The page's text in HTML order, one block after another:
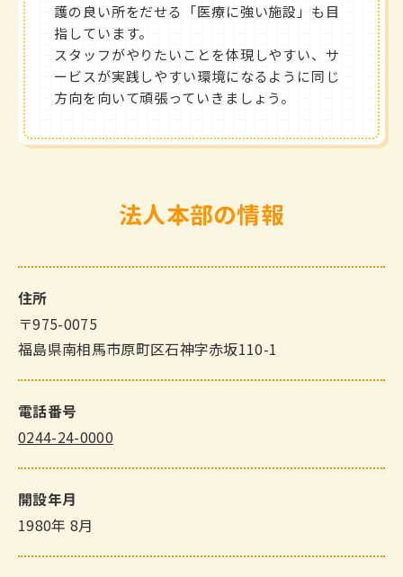
護の良い所をだせる「医療に強い施設」も目
指しています。
スタッフがやりたいことを体現しやすい、サ
ービスが実践しやすい環境になるように同じ
方向を向いて頑張っていきましょう。
法人本部の情報
住所
〒975-0075
福島県南相馬市原町区石神字赤坂110-1
電話番号
0244-24-0000
開設年月
1980年 8月